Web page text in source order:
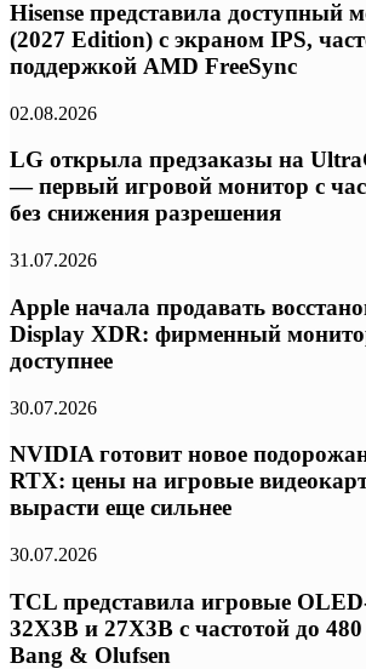
Hisense представила доступный
(2027 Edition) с экраном IPS,
поддержкой AMD FreeSync
02.08.2026
LG открыла предзаказы на
— первый игровой монитор с
без снижения разрешения
31.07.2026
Apple начала продавать
Display XDR: фирменный
доступнее
30.07.2026
NVIDIA готовит новое
RTX: цены на игровые
вырасти еще сильнее
30.07.2026
TCL представила игровые
32X3B и 27X3B с частотой до
Bang & Olufsen